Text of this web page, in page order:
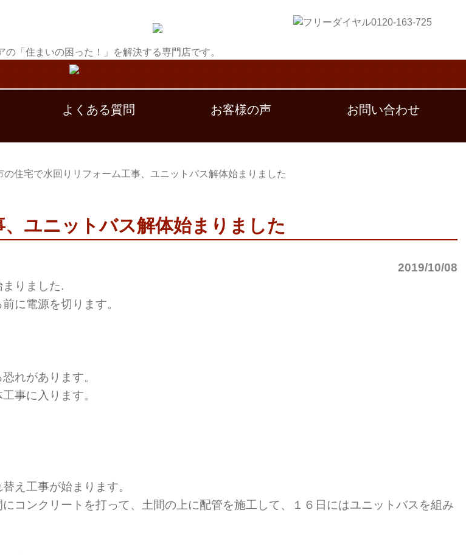
よくある質問 お客様の声 お問い合わせ
の住宅で水回りリフォーム工事、ユニットバス解体始まりました
ユニットバス解体始まりました
2019/10/08
りました.
に電源を切ります。
れがあります。
事に入ります。
え工事が始まります。
コンクリートを打って、土間の上に配管を施工して、１６日にはユニットバスを組み